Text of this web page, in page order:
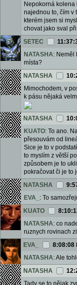
Nepokorná
najednou to, čím v
kterém jsem si
chovat jako sval
SETEC
NATASHA: Neměl
místa?
NATASHA
Mimochodem, v
k pásu nějaká
NATASHA
KUATO: To ano.
přesouvám od
Sice je to v
to myslím z větší
způsobem je to
pokračovat či je to
NATASHA
EVA_ : To
KUATO
NATASHA: co
ruznych rovinach
EVA_
8:08:08
NATASHA: Ale
NATASHA
Tady se to nějak